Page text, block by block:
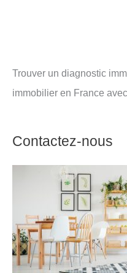
Trouver un diagnostic
immobilier en France
Contactez-nous